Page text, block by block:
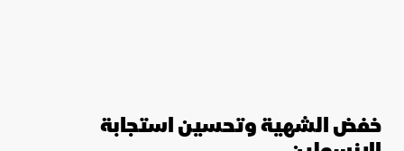
خفض الشهية وتحسين استجابة